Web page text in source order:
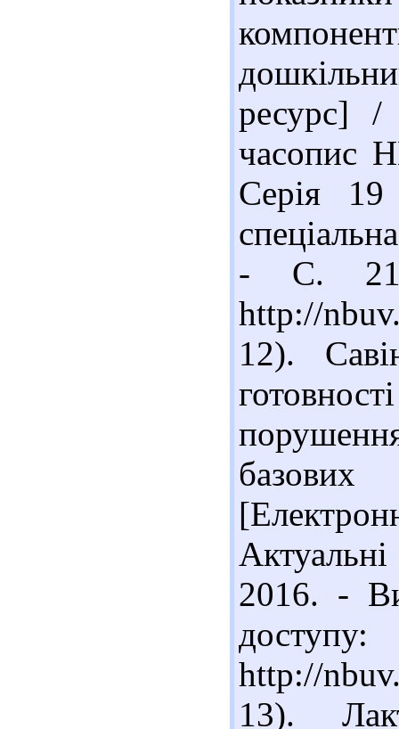
ресурс]
часопис
Серія 19
- С.
http://
12).
2016. -
доступу:
http://
13).